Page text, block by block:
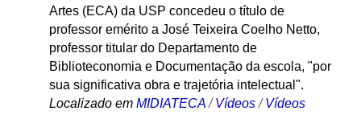
Artes (ECA) da USP concedeu o título de
professor emérito a José Teixeira Coelho Netto,
professor titular do Departamento de
Biblioteconomia e Documentação da escola, "por
sua significativa obra e trajetória intelectual".
Localizado em MIDIATECA /Vídeos /Vídeos